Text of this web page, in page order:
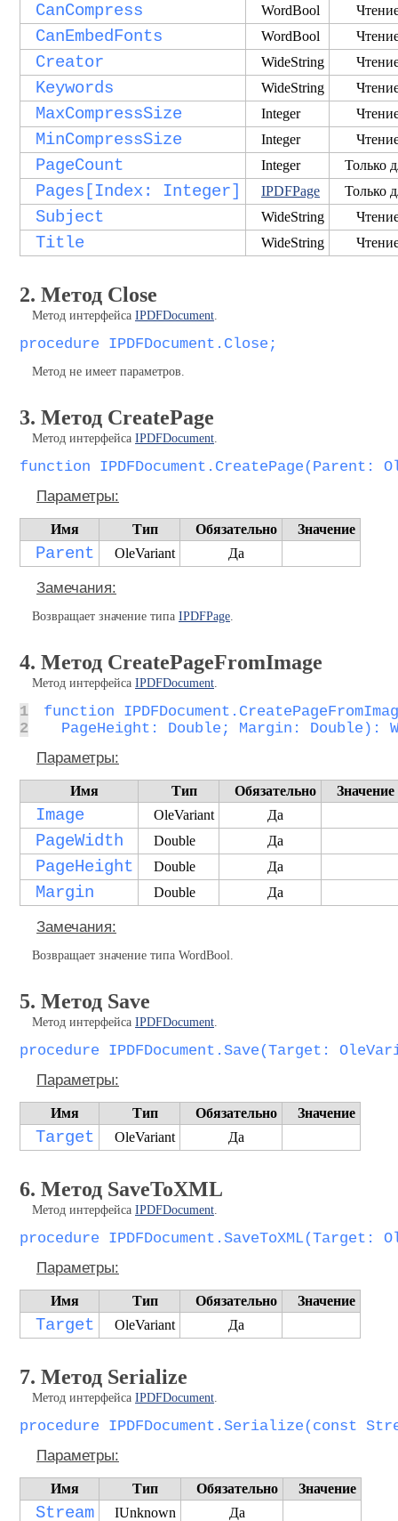
CanCompress WordBool
CanEmbedFonts WordBool
Creator WideString
Keywords WideString
MaxCompressSize Integer
MinCompressSize Integer
PageCount Integer Только
Pages[Index: Integer] IPDFPage Только
Subject WideString
Title WideString
2. Метод Close
Метод интерфейса IPDFDocument.
procedure IPDFDocument.Close;
Метод не имеет параметров.
3. Метод CreatePage
Метод интерфейса IPDFDocument.
function IPDFDocument.CreatePage(Parent:
Параметры:
Имя Тип Обязательно Значение
Parent OleVariant Да
Замечания:
Возвращает значение типа IPDFPage.
4. Метод CreatePageFromImage
Метод интерфейса IPDFDocument.
1
2
PageHeight: Double; Margin: Double):
Параметры:
Имя Тип Обязательно Значение
Image OleVariant Да
PageWidth Double Да
PageHeight Double Да
Margin Double Да
Замечания:
Возвращает значение типа WordBool.
5. Метод Save
Метод интерфейса IPDFDocument.
procedure IPDFDocument.Save(Target:
Параметры:
Имя Тип Обязательно Значение
Target OleVariant Да
6. Метод SaveToXML
Метод интерфейса IPDFDocument.
procedure IPDFDocument.SaveToXML(Target:
Параметры:
Имя Тип Обязательно Значение
Target OleVariant Да
7. Метод Serialize
Метод интерфейса IPDFDocument.
procedure IPDFDocument.Serialize(const
Параметры:
Имя Тип Обязательно Значение
Stream IUnknown Да